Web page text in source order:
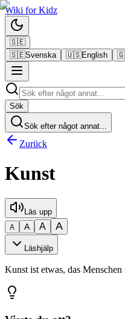
Wiki forKidz
🇸🇪
🇸🇪Svenska 🇺🇸English
Sök
Sök efter något annat...
Zurück
Kunst
Läs upp
A A A A
Läshjälp
Kunst ist etwas, das